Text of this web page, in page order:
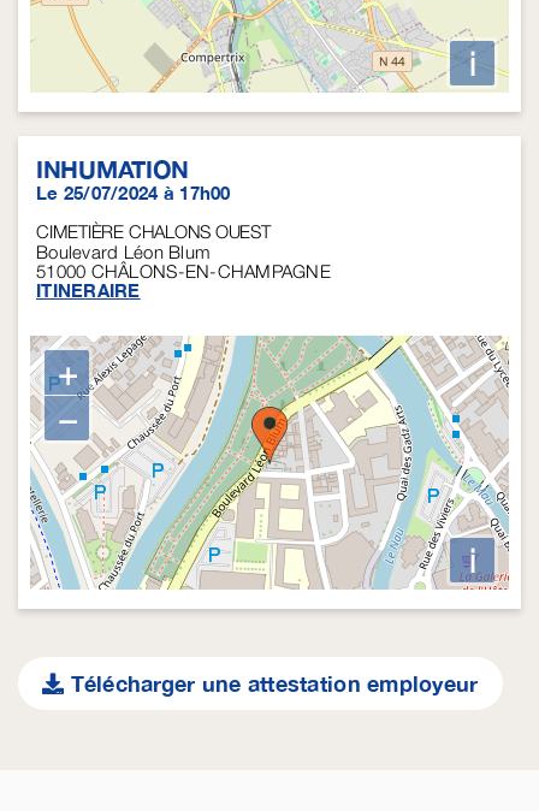
i
INHUMATION
Le 25/07/2024 à 17h00
CIMETIÈRE CHALONS OUEST
Boulevard Léon Blum
51000 CHÂLONS-EN-CHAMPAGNE
ITINERAIRE
+
−
i
Télécharger une attestation employeur